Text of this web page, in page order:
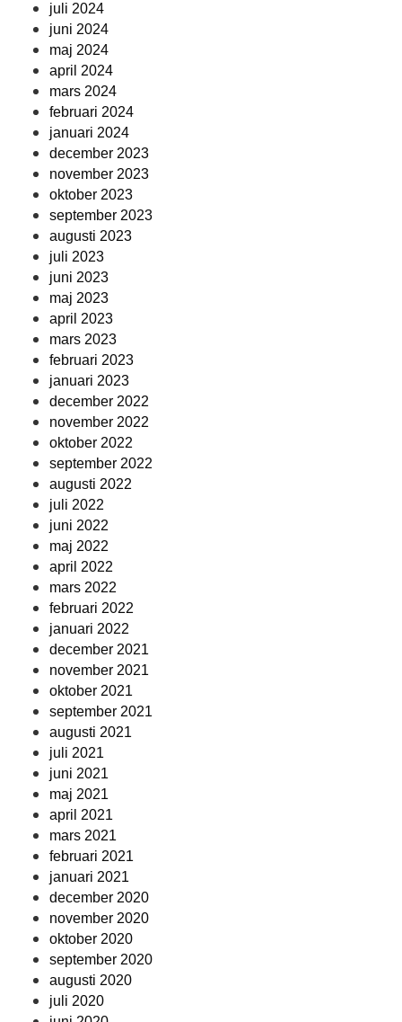
juli 2024
juni 2024
maj 2024
april 2024
mars 2024
februari 2024
januari 2024
december 2023
november 2023
oktober 2023
september 2023
augusti 2023
juli 2023
juni 2023
maj 2023
april 2023
mars 2023
februari 2023
januari 2023
december 2022
november 2022
oktober 2022
september 2022
augusti 2022
juli 2022
juni 2022
maj 2022
april 2022
mars 2022
februari 2022
januari 2022
december 2021
november 2021
oktober 2021
september 2021
augusti 2021
juli 2021
juni 2021
maj 2021
april 2021
mars 2021
februari 2021
januari 2021
december 2020
november 2020
oktober 2020
september 2020
augusti 2020
juli 2020